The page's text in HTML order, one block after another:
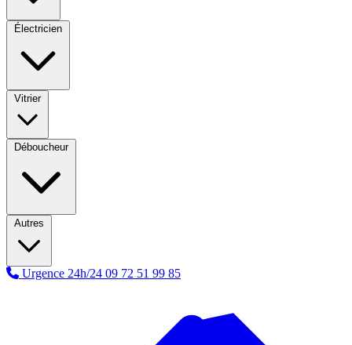
Électricien
Vitrier
Déboucheur
Autres
Urgence 24h/24 09 72 51 99 85